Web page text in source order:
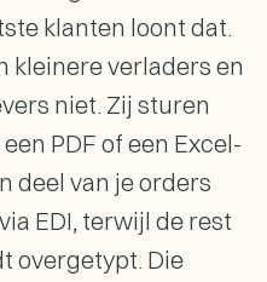
klanten loont dat.
kleinere verladers en
niet. Zij sturen
PDF of een Excel-
deel van je orders
EDI, terwijl de rest
overgetypt. Die